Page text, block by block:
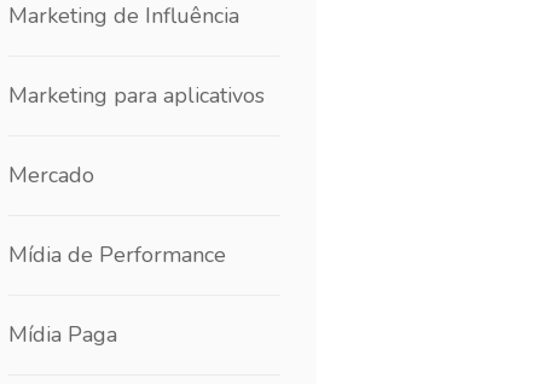
Marketing de Influência
Marketing para aplicativos
Mercado
Mídia de Performance
Mídia Paga